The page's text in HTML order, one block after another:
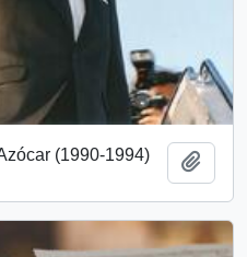
(1990-1994)